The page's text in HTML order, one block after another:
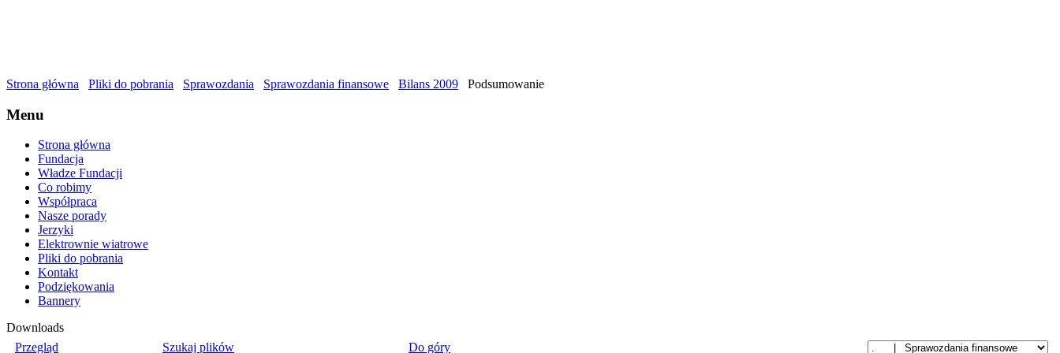
Strona główna Pliki do pobrania Sprawozdania Sprawozdania finansowe Bilans 2009 Podsumowanie
Menu
Strona główna
Fundacja
Władze Fundacji
Co robimy
Współpraca
Nasze porady
Jerzyki
Elektrownie wiatrowe
Pliki do pobrania
Kontakt
Podziękowania
Bannery
Downloads
Przegląd
Szukaj plików Do góry